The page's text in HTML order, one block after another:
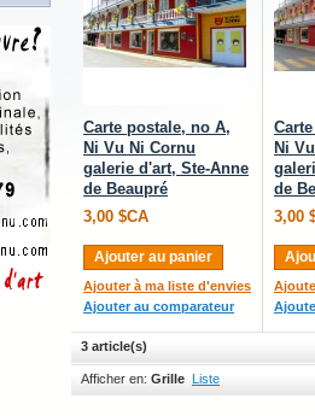
Carte postale, no A,
Ni Vu Ni Cornu
galerie d'art, Ste-Anne
de Beaupré
3,00 $CA
Ajouter au panier
Ajouter à ma liste d'envies
Ajouter au comparateur
Ni
de
3,00
3 article(s)
Afficher en: Grille Liste